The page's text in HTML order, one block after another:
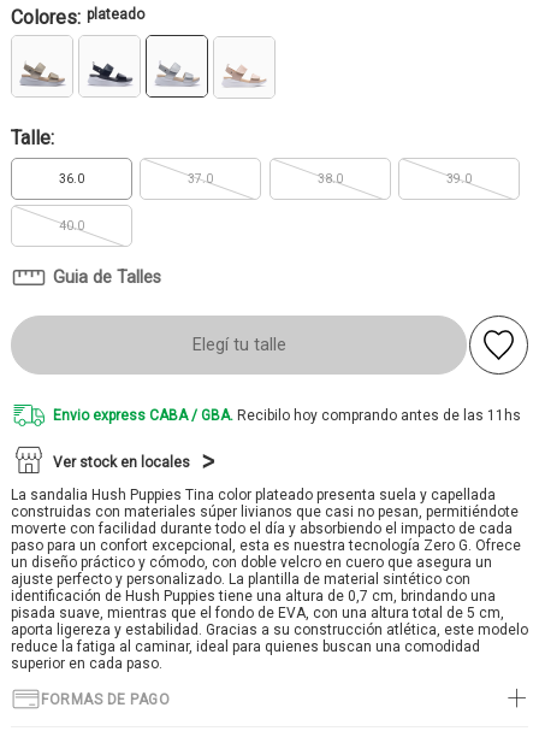
Colores: plateado
Talle:
36.0 37.0 38.0 39.0
40.0
Guia de Talles
Elegí tu talle
Envio express CABA / GBA. Recibilo hoy comprando antes de las 11hs
Ver stock en locales
La sandalia Hush Puppies Tina color plateado presenta suela y capellada
construidas con materiales súper livianos que casi no pesan, permitiéndote
moverte con facilidad durante todo el día y absorbiendo el impacto de cada
paso para un confort excepcional, esta es nuestra tecnología Zero G. Ofrece
un diseño práctico y cómodo, con doble velcro en cuero que asegura un
ajuste perfecto y personalizado. La plantilla de material sintético con
identificación de Hush Puppies tiene una altura de 0,7 cm, brindando una
pisada suave, mientras que el fondo de EVA, con una altura total de 5 cm,
aporta ligereza y estabilidad. Gracias a su construcción atlética, este modelo
reduce la fatiga al caminar, ideal para quienes buscan una comodidad
superior en cada paso.
FORMAS DE PAGO